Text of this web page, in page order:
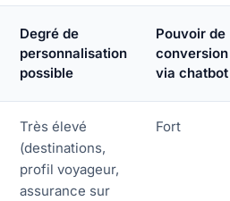
Degré de
personnalisation
possible
Pouvoir de
conversion
via chatbot
Très élevé
(destinations,
profil voyageur,
assurance sur
Fort